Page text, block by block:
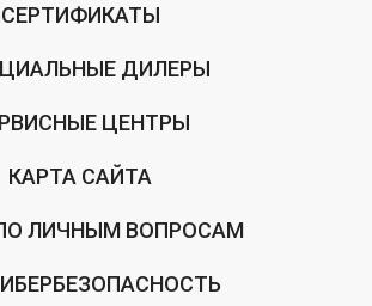
СЕРТИФИКАТЫ
ДИЛЕРЫ
ЦЕНТРЫ
КАРТА САЙТА
ЛИЧНЫМ ВОПРОСАМ